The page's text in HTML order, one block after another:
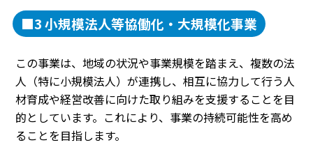
■3 小規模法人等協働化・大規模化事業
この事業は、地域の状況や事業規模を踏まえ、複数の法
人（特に小規模法人）が連携し、相互に協力して行う人
材育成や経営改善に向けた取り組みを支援することを目
的としています。これにより、事業の持続可能性を高め
ることを目指します。